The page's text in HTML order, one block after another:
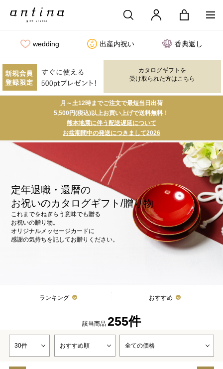
wedding 出産内祝い 香典返し
カタログギフトを
受け取られた方はこちら
月～土12時までご注文で最短当日出荷
5,500円(税込)以上お買い上げで送料無料！
熊本地震に伴う配送遅延について
お盆期間中の発送につきまして2026
定年退職・還暦の
お祝いのカタログギフト/贈り物
これまでをねぎらう意味でも贈る
お祝いの贈り物。
オリジナルメッセージカードに
感謝の気持ちを記してお贈りください。
ランキング おすすめ
該当商品 255件